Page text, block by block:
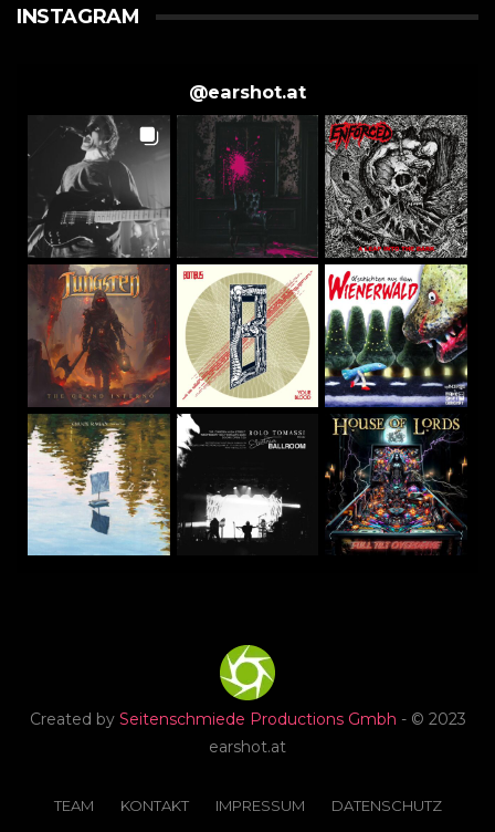
INSTAGRAM
@earshot.at
Created by Seitenschmiede Productions Gmbh - © 2023
earshot.at
TEAM KONTAKT IMPRESSUM
DATENSCHUTZ